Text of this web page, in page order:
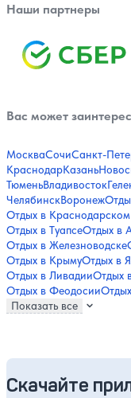
Наши партнеры
Вас может
МоскваСочиСанкт-
КраснодарКазань
ТюменьВладивосток
ЧелябинскВоронеж
Отдых в
Отдых в ТуапсеОтдых в
Отдых в Железноводске
Отдых в КрымуОтдых в
Отдых в ЛивадииОтдых
Отдых в Феодосии
Показать все
Скачайте